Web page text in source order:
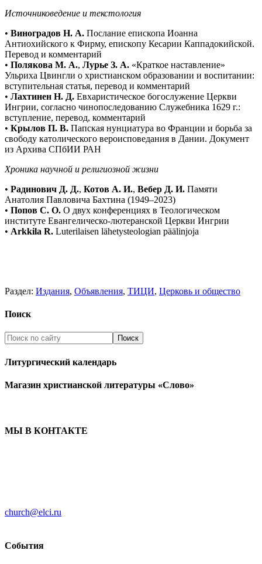
Источниковедение и текстология
• Виноградов Н. А. Послание епископа Иоанна
Антиохийского к Фирму, епископу Кесарии Каппадокийской.
Перевод и комментарий
• Полякова М. А., Лурье З. А. «Краткое наставление»
Ульриха Цвингли о христианском образовании и воспитании:
вступительная статья, перевод и комментарий
• Лахтинен Н. Д. Евхаристическое богослужение Церкви
Ингрии, согласно чинопоследованию Служебника 1629 г.:
вступление, перевод, комментарий
• Крылов П. В. Папская нунциатура во Франции и борьба за
свободу католического вероисповедания в Дании. Документ
из Архива СПбИИ РАН
Хроника научной и религиозной жизни
• Радинович Д. Д., Котов А. И., Вебер Д. И. Памяти
Анатолия Павловича Бахтина (1949–2023)
• Попов С. О. О двух конференциях в Теологическом
институте Евангелическо-лютеранской Церкви Ингрии
• Arkkila R. Luterilaisen lähetysteologian päälinjoja
Раздел: Издания, Объявления, ТИЦИ, Церковь и общество
Поиск
Литургический календарь
Магазин христианской литературы «Слово»
МЫ В КОНТАКТЕ
church@elci.ru
События